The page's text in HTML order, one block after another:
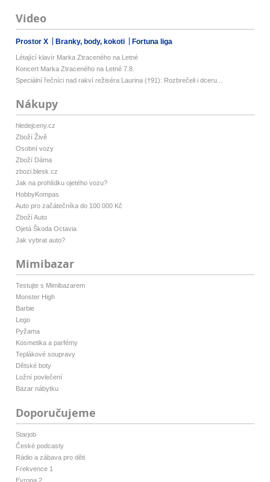
Video
Prostor X Branky, body, kokoti Fortuna liga
Létající klavír Marka Ztraceného na Letné
Koncert Marka Ztraceného na Letné 7.8.
Speciální řečníci nad rakví režiséra Laurina (†91): Rozbrečeli i dceru...
Nákupy
hledejceny.cz
Zboží Živě
Osobní vozy
Zboží Dáma
zbozi.blesk.cz
Jak na prohlídku ojetého vozu?
HobbyKompas
Auto pro začátečníka do 100 000 Kč
Zboží Auto
Ojetá Škoda Octavia
Jak vybrat auto?
Mimibazar
Testujte s Mimibazarem
Monster High
Barbie
Lego
Pyžama
Kosmetika a parfémy
Teplákové soupravy
Dětské boty
Ložní povlečení
Bazar nábytku
Doporučujeme
Starjob
České podcasty
Rádio a zábava pro děti
Frekvence 1
Evropa 2